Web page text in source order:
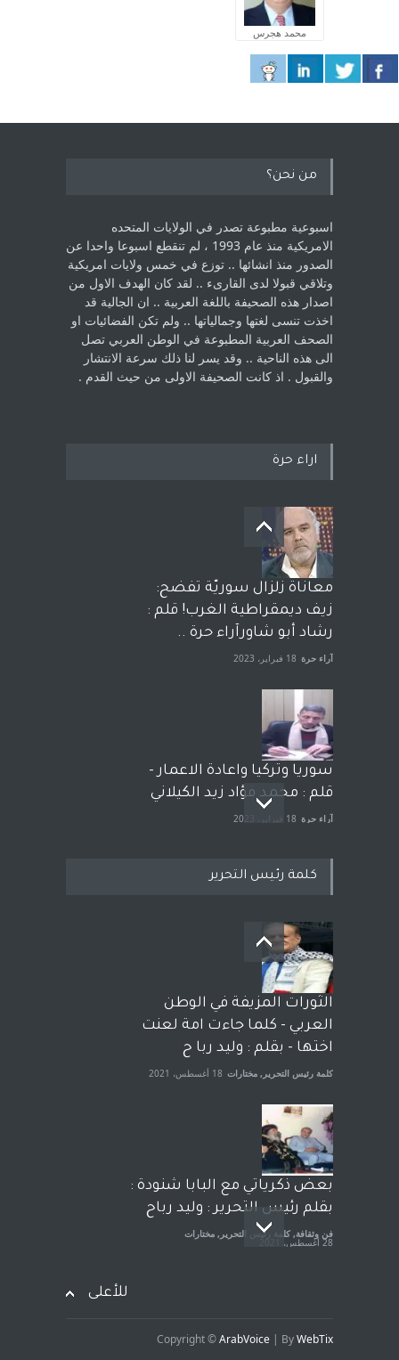
محمد هجرس
من نحن؟
اسبوعية مطبوعة تصدر في الولايات المتحده
الامريكية منذ عام 1993 ، لم ‏تنقطع اسبوعا واحدا عن
الصدور منذ انشائها .. توزع في خمس ولايات امريكية
‏وتلاقي قبولا لدى القارىء ..‏ لقد كان الهدف الاول من
اصدار هذه الصحيفة باللغة العربية .. ان الجالية قد
اخذت ‏تنسى لغتها وجمالياتها .. ولم تكن الفضائيات او
الصحف العربية المطبوعة في الوطن ‏العربي تصل
الى هذه الناحية .. وقد يسر لنا ذلك سرعة الانتشار
والقبول . اذ كانت ‏الصحيفة الاولى من حيث القدم . ‏
اراء حرة
معاناة زلزال سوريّة تفضح:
زيف ديمقراطية الغرب! قلم :
رشاد أبو شاورآراء حرة ..
آراء حرة 18 فبراير، 2023
سوريا وتركيا واعادة الاعمار -
قلم : محمد فؤاد زيد الكيلاني
آراء حرة 18 فبراير، 2023
بعد معارك قضائية طاحنة كتب
وترافع فيها بنفسه مرة اخرى..
الشيخ طارق يوسف يقهر
الحكومة الأمريكية ، فأعطوه
الجنسية عن يد وهم صاغرون،
آراء حرة مختارات 7 أبريل، 2023
كلمة رئيس التحرير
الثورات المزيفة في الوطن
العربي - كلما جاءت امة لعنت
اختها - بقلم : وليد ربا ح
كلمة رئيس التحرير , مختارات 18 أغسطس، 2021
بعض ذكرياتي مع البابا شنودة :
بقلم رئيس التحرير : وليد رباح
فن وثقافة, كلمة رئيس التحرير , مختارات
28 أغسطس، 2021
للأعلى
Copyright ©ArabVoice | ByWebTix